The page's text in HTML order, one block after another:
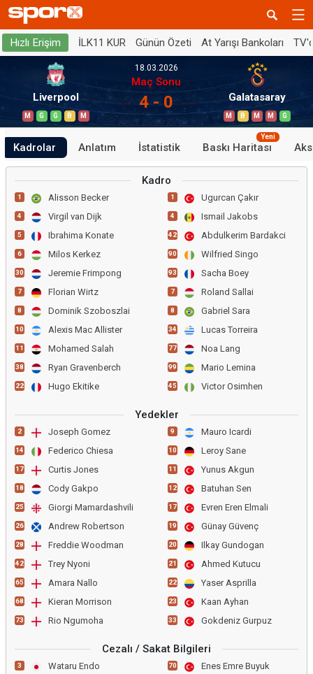
Hızlı Erişim İLK11 KUR Günün Özeti At Yarışı Bankoları
Liverpool
M G G B M
18.03.2026
Maç Sonu
4 - 0 Galatasaray
M B M M G
Kadrolar Anlatım İstatistik Baskı Haritası
Yeni
Kadro
1 Alisson Becker
4 Virgil van Dijk
5 Ibrahima Konate
6 Milos Kerkez
30 Jeremie Frimpong
7 Florian Wirtz
8 Dominik Szoboszlai
10 Alexis Mac Allister
11 Mohamed Salah
38 Ryan Gravenberch
22 Hugo Ekitike
1 Ugurcan Çakır
4 Ismail Jakobs
42 Abdulkerim Bardakci
90 Wilfried Singo
93 Sacha Boey
7 Roland Sallai
8 Gabriel Sara
34 Lucas Torreira
77 Noa Lang
99 Mario Lemina
45 Victor Osimhen
Yedekler
2 Joseph Gomez
14 Federico Chiesa
17 Curtis Jones
18 Cody Gakpo
25 Giorgi Mamardashvili
26 Andrew Robertson
28 Freddie Woodman
42 Trey Nyoni
65 Amara Nallo
68 Kieran Morrison
73 Rio Ngumoha
9 Mauro Icardi
10 Leroy Sane
11 Yunus Akgun
12 Batuhan Sen
17 Evren Eren Elmali
19 Günay Güvenç
20 Ilkay Gundogan
21 Ahmed Kutucu
22 Yaser Asprilla
23 Kaan Ayhan
33 Gokdeniz Gurpuz
Cezalı / Sakat Bilgileri
3 Wataru Endo 70 Enes Emre Buyuk